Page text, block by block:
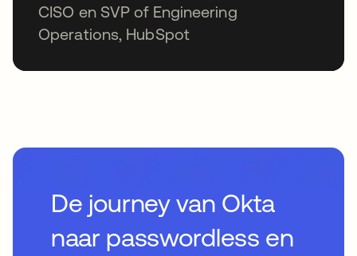
CISO en SVP of Engineering
Operations, HubSpot
De journey van Okta
naar passwordless en